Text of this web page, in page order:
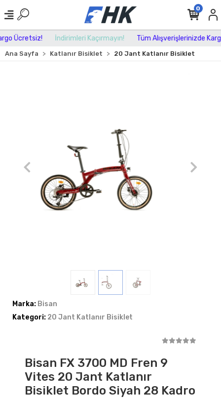
Ücretsiz! İndirimleri Kaçırmayın! Tüm Alışverişlerinizde
0
Ana Sayfa Katlanır Bisiklet 20 Jant Katlanır Bisiklet
Marka: Bisan
Kategori: 20 Jant Katlanır Bisiklet
Bisan FX 3700 MD Fren 9
Vites 20 Jant Katlanır
Bisiklet Bordo Siyah 28 Kadro